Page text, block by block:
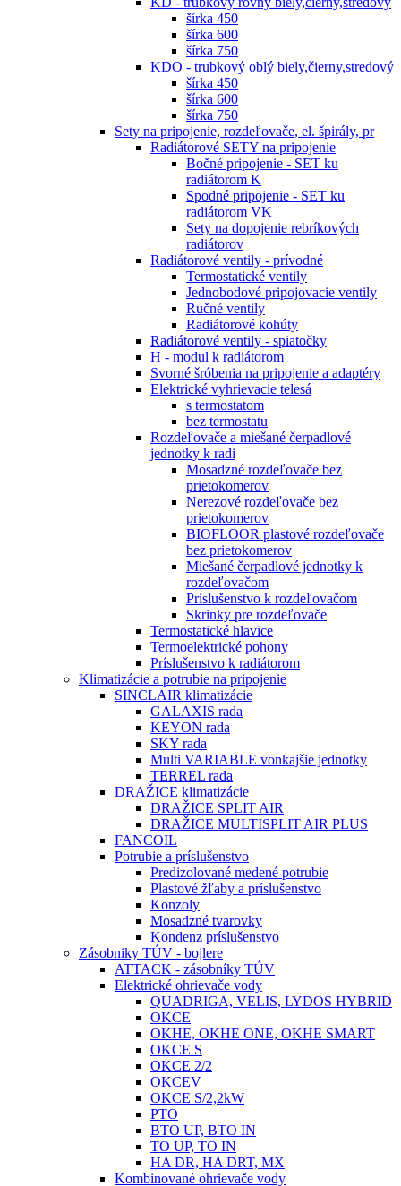
šírka 450
šírka 600
šírka 750
KDO - trubkový oblý biely,čierny,stredový
šírka 450
šírka 600
šírka 750
Sety na pripojenie, rozdeľovače, el. špirály, pr
Radiátorové SETY na pripojenie
Bočné pripojenie - SET ku
radiátorom K
Spodné pripojenie - SET ku
radiátorom VK
Sety na dopojenie rebríkových
radiátorov
Radiátorové ventily - prívodné
Termostatické ventily
Jednobodové pripojovacie ventily
Ručné ventily
Radiátorové kohúty
Radiátorové ventily - spiatočky
H - modul k radiátorom
Svorné šróbenia na pripojenie a adaptéry
Elektrické vyhrievacie telesá
s termostatom
bez termostatu
Rozdeľovače a miešané čerpadlové
jednotky k radi
Mosadzné rozdeľovače bez
prietokomerov
Nerezové rozdeľovače bez
prietokomerov
BIOFLOOR plastové rozdeľovače
bez prietokomerov
Miešané čerpadlové jednotky k
rozdeľovačom
Príslušenstvo k rozdeľovačom
Skrinky pre rozdeľovače
Termostatické hlavice
Termoelektrické pohony
Príslušenstvo k radiátorom
Klimatizácie a potrubie na pripojenie
SINCLAIR klimatizácie
GALAXIS rada
KEYON rada
SKY rada
Multi VARIABLE vonkajšie jednotky
TERREL rada
DRAŽICE klimatizácie
DRAŽICE SPLIT AIR
DRAŽICE MULTISPLIT AIR PLUS
FANCOIL
Potrubie a príslušenstvo
Predizolované medené potrubie
Plastové žľaby a príslušenstvo
Konzoly
Mosadzné tvarovky
Kondenz príslušenstvo
Zásobniky TÚV - bojlere
ATTACK - zásobníky TÚV
Elektrické ohrievače vody
QUADRIGA, VELIS, LYDOS HYBRID
OKCE
OKHE, OKHE ONE, OKHE SMART
OKCE S
OKCE 2/2
OKCEV
OKCE S/2,2kW
PTO
BTO UP, BTO IN
TO UP, TO IN
HA DR, HA DRT, MX
Kombinované ohrievače vody